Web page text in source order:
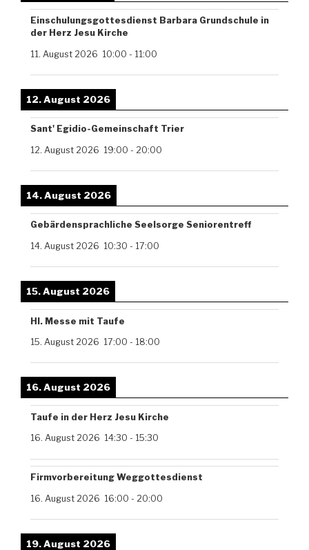
Einschulungsgottesdienst Barbara Grundschule in
der Herz Jesu Kirche
11. August 2026 10:00 - 11:00
12. August 2026
Sant' Egidio-Gemeinschaft Trier
12. August 2026 19:00 - 20:00
14. August 2026
Gebärdensprachliche Seelsorge Seniorentreff
14. August 2026 10:30 - 17:00
15. August 2026
Hl. Messe mit Taufe
15. August 2026 17:00 - 18:00
16. August 2026
Taufe in der Herz Jesu Kirche
16. August 2026 14:30 - 15:30
Firmvorbereitung Weggottesdienst
16. August 2026 16:00 - 20:00
19. August 2026